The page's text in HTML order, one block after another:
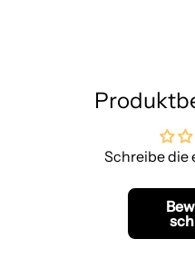
Schreibe die